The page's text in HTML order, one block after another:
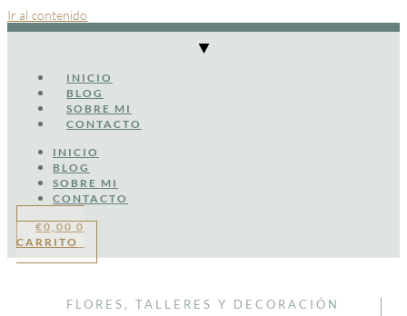
Ir al contenido
INICIO
BLOG
SOBRE MI
CONTACTO
INICIO
BLOG
SOBRE MI
CONTACTO
€0,00 0
CARRITO
FLORES, TALLERES Y DECORACIÓN